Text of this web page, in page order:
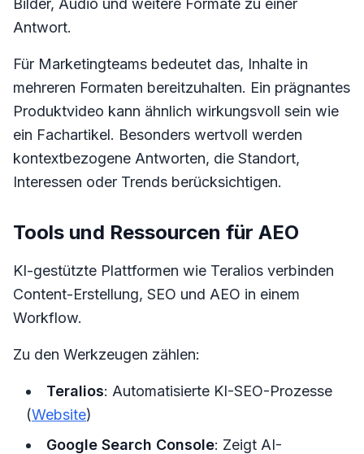
Bilder, Audio und weitere Formate zu einer
Antwort.
Für Marketingteams bedeutet das, Inhalte in
mehreren Formaten bereitzuhalten. Ein prägnantes
Produktvideo kann ähnlich wirkungsvoll sein wie
ein Fachartikel. Besonders wertvoll werden
kontextbezogene Antworten, die Standort,
Interessen oder Trends berücksichtigen.
Tools und Ressourcen für AEO
KI-gestützte Plattformen wie Teralios verbinden
Content-Erstellung, SEO und AEO in einem
Workflow.
Zu den Werkzeugen zählen:
Teralios: Automatisierte KI-SEO-Prozesse
(Website)
Google Search Console: Zeigt AI-